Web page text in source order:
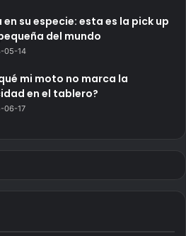
en su especie: esta es la pick up
del mundo
05-14
mi moto no marca la
en el tablero?
06-17